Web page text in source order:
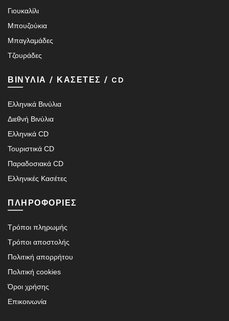
Γιουκαλίλι
Μπουζούκια
Μπαγλαμάδες
Τζουράδες
ΒΙΝΥΛΙΑ / ΚΑΣΕΤΕΣ / CD
Ελληνικά Βινύλια
Διεθνή Βινύλια
Ελληνικά CD
Τουριστικά CD
Παραδοσιακά CD
Ελληνικές Κασέτες
ΠΛΗΡΟΦΟΡΙΕΣ
Τρόποι πληρωμής
Τρόποι αποστολής
Πολιτική απορρήτου
Πολιτική cookies
Όροι χρήσης
Επικοινωνία